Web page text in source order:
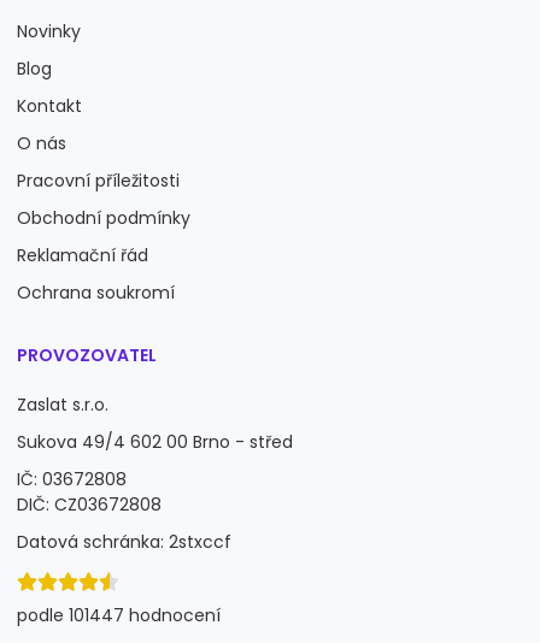
Novinky
Blog
Kontakt
O nás
Pracovní příležitosti
Obchodní podmínky
Reklamační řád
Ochrana soukromí
PROVOZOVATEL
Zaslat s.r.o.
Sukova 49/4 602 00 Brno - střed
IČ: 03672808
DIČ: CZ03672808
Datová schránka: 2stxccf
podle 101447 hodnocení